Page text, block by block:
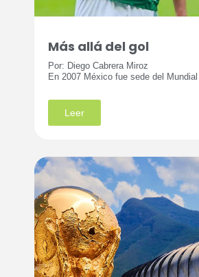
Más allá del gol
Por: Diego Cabrera Miroz
En 2007 México fue sede del
Leer